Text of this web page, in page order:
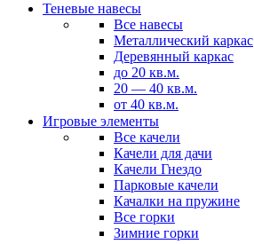
Теневые навесы
Все навесы
Металлический каркас
Деревянный каркас
до 20 кв.м.
20 — 40 кв.м.
от 40 кв.м.
Игровые элементы
Все качели
Качели для дачи
Качели Гнездо
Парковые качели
Качалки на пружине
Все горки
Зимние горки